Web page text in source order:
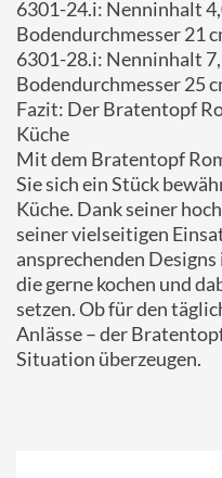
6301-24.i: Nenninhalt
Bodendurchmesser 21
6301-28.i: Nenninhalt
Bodendurchmesser 25
Fazit: Der Bratentopf
Küche
Mit dem Bratentopf
Sie sich ein Stück
Küche. Dank seiner
seiner vielseitigen
ansprechenden
die gerne kochen und
setzen. Ob für den
Anlässe – der
Situation überzeugen.